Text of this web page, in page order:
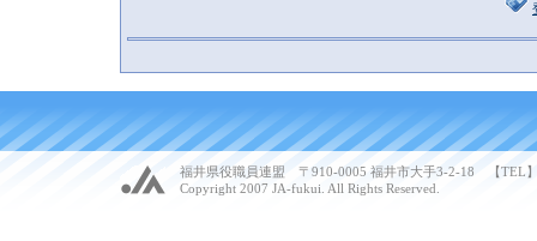
福井県役職員連盟 〒910-0005 福井市大手3-2-18 【
Copyright 2007 JA-fukui. All Rights Reserved.